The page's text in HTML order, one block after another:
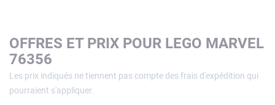
OFFRES ET PRIX POUR LEGO MARVEL
76356
Les prix indiqués ne tiennent pas compte des frais d'expédition qui
pourraient s'appliquer.